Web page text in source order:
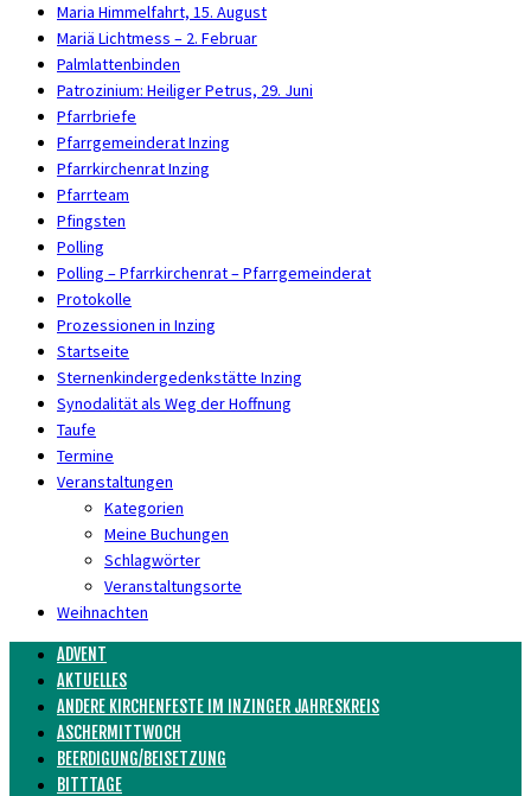
Maria Himmelfahrt, 15. August
Mariä Lichtmess – 2. Februar
Palmlattenbinden
Patrozinium: Heiliger Petrus, 29. Juni
Pfarrbriefe
Pfarrgemeinderat Inzing
Pfarrkirchenrat Inzing
Pfarrteam
Pfingsten
Polling
Polling – Pfarrkirchenrat – Pfarrgemeinderat
Protokolle
Prozessionen in Inzing
Startseite
Sternenkindergedenkstätte Inzing
Synodalität als Weg der Hoffnung
Taufe
Termine
Veranstaltungen
Kategorien
Meine Buchungen
Schlagwörter
Veranstaltungsorte
Weihnachten
ADVENT
AKTUELLES
ANDERE KIRCHENFESTE IM INZINGER JAHRESKREIS
ASCHERMITTWOCH
BEERDIGUNG/BEISETZUNG
BITTTAGE